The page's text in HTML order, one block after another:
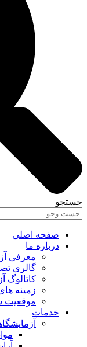
جستجو
صفحه اصلی
درباره ما
معرفی
گالری
کاتالوگ
زمینه
موقعیت
خدمات